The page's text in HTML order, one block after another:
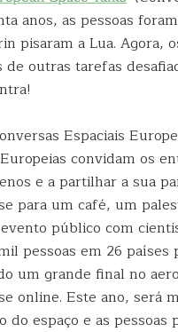
anos, as pessoas
pisaram a Lua. Agora,
outras tarefas
Espaciais
convidam os
e a partilhar a sua
para um café, um
público com
pessoas em 26 países
um grande final no
online. Este ano, será
espaço e as pessoas